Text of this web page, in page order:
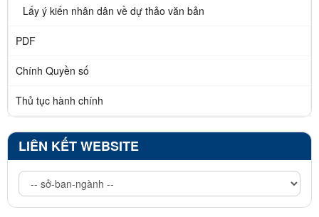
Lấy ý kiến nhân dân về dự thảo văn bản
PDF
Chính Quyền số
Thủ tục hành chính
LIÊN KẾT WEBSITE